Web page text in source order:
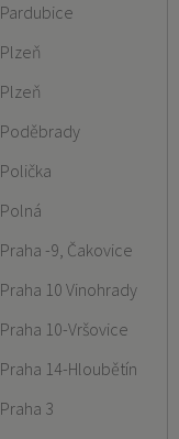
Pardubice
Plzeň
Plzeň
Poděbrady
Polička
Polná
Praha -9, Čakovice
Praha 10 Vinohrady
Praha 10-Vršovice
Praha 14-Hloubětín
Praha 3